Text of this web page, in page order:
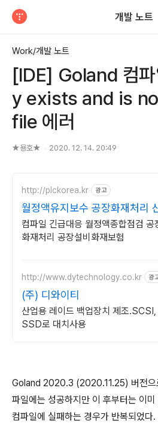
개발 노트
Work/개발 노트
[IDE] Goland 컴
y exists and is
file 에러
★용호★ 2020. 12. 14. 20:49
http://plckorea.kr 광고
월정액유지보수 공장화재처리
동화 장비판매수리보수
컴파일 긴급대응 월정액종합점검 공
화재처리 공장설비화재보험
http://www.dytechnology.co.kr 광
(주) 디와이티
산업용 레이드 백업장치 제조
SSD로 대치사용
Goland 2020.3 (2020.11.25) 버전으
파일에는 성공하지만 이 후부터는 이
컴파일에 실패하는 경우가 반복되었다.